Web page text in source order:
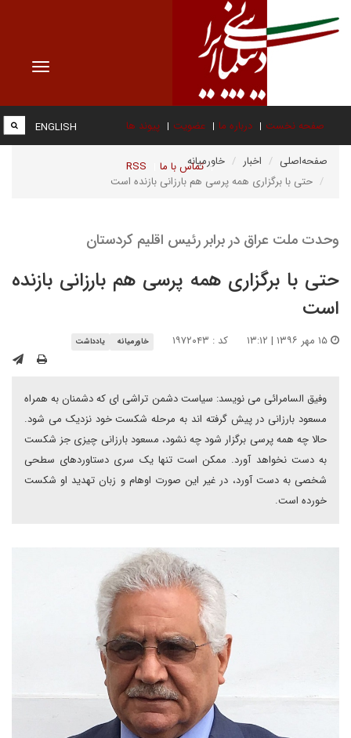
Toggle
صفحه نخست درباره ما عضویت پیوند ها
تماس با ما RSS
ENGLISH
صفحه‌اصلی اخبار
خاورمیانه
حتی با برگزاری همه پرسی هم بارزانی بازنده است
وحدت ملت عراق در برابر رئیس اقلیم کردستان
حتی با برگزاری همه پرسی هم بارزانی بازنده
است
کد : ۱۹۷۲۰۴۳ خاورمیانه یادداشت
وفیق السامرائی می نویسد: سیاست دشمن تراشی ای که دشمنان به همراه
مسعود بارزانی در پیش گرفته اند به مرحله شکست خود نزدیک می شود.
حالا چه همه پرسی برگزار شود چه نشود، مسعود بارزانی چیزی جز شکست
به دست نخواهد آورد. ممکن است تنها یک سری دستاوردهای سطحی
شخصی به دست آورد، در غیر این صورت اوهام و زبان تهدید او شکست
خورده است.